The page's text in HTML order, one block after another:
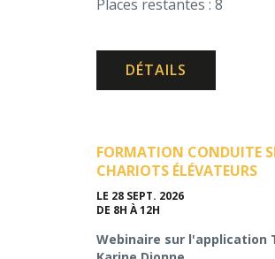
Places restantes : 8
DÉTAILS
FORMATION CONDUITE
CHARIOTS ÉLÉVATEURS
LE 28 SEPT. 2026
DE 8H À 12H
Webinaire sur l'application